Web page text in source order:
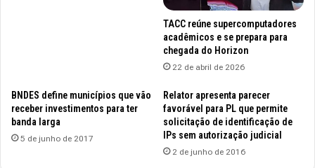
TACC reúne supercomputadores
acadêmicos e se prepara para
chegada do Horizon
22 de abril de 2026
BNDES define municípios que vão
receber investimentos para ter
banda larga
5 de junho de 2017
Relator apresenta parecer
favorável para PL que permite
solicitação de identificação de
IPs sem autorização judicial
2 de junho de 2016